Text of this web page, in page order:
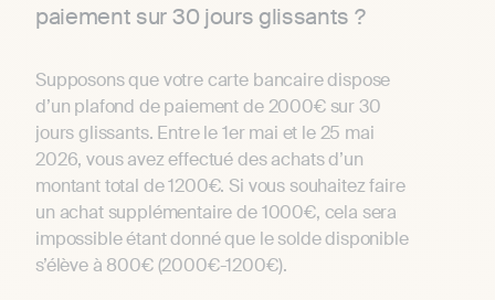
paiement sur 30 jours glissants ?
Supposons que votre carte bancaire dispose
d’un plafond de paiement de 2000€ sur 30
jours glissants. Entre le 1er mai et le 25 mai
2026, vous avez effectué des achats d’un
montant total de 1200€. Si vous souhaitez faire
un achat supplémentaire de 1000€, cela sera
impossible étant donné que le solde disponible
s’élève à 800€ (2000€-1200€).